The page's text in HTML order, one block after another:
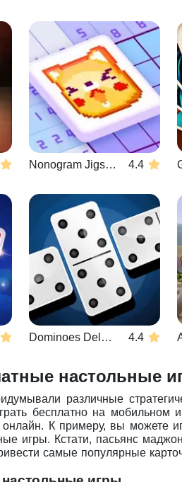
Nonogram Jigsaw 4.4
Dominoes Deluxe 4.4
настольные
различные
бесплатно на
онлайн. К примеру, вы можете
игры. Кстати, пасьянс
самые популярные